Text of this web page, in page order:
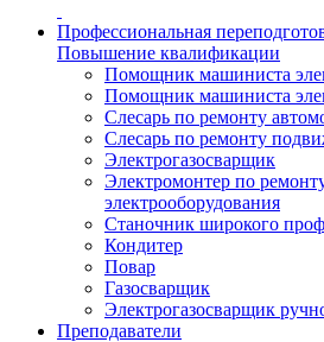
Профессиональная
Повышение квалификации
Помощник машиниста
Помощник машиниста
Слесарь по ремонту
Слесарь по ремонту
Электрогазосварщик
Электромонтер по
электрооборудования
Станочник широкого
Кондитер
Повар
Газосварщик
Электрогазосварщик
Преподаватели